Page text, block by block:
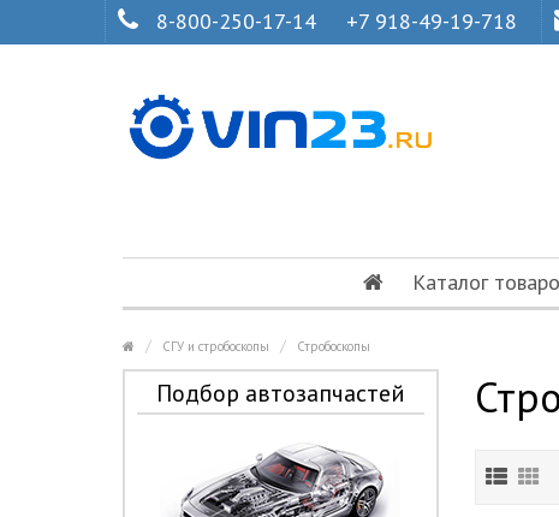
8-800-250-17-14 +7 918-49-19-718
Каталог
СГУ и стробоскопы Стробоскопы
Подбор автозапчастей